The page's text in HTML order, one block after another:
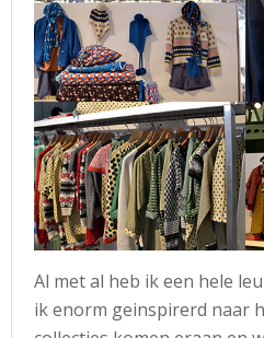
Al met al heb ik een hele
ik enorm geinspirerd naar